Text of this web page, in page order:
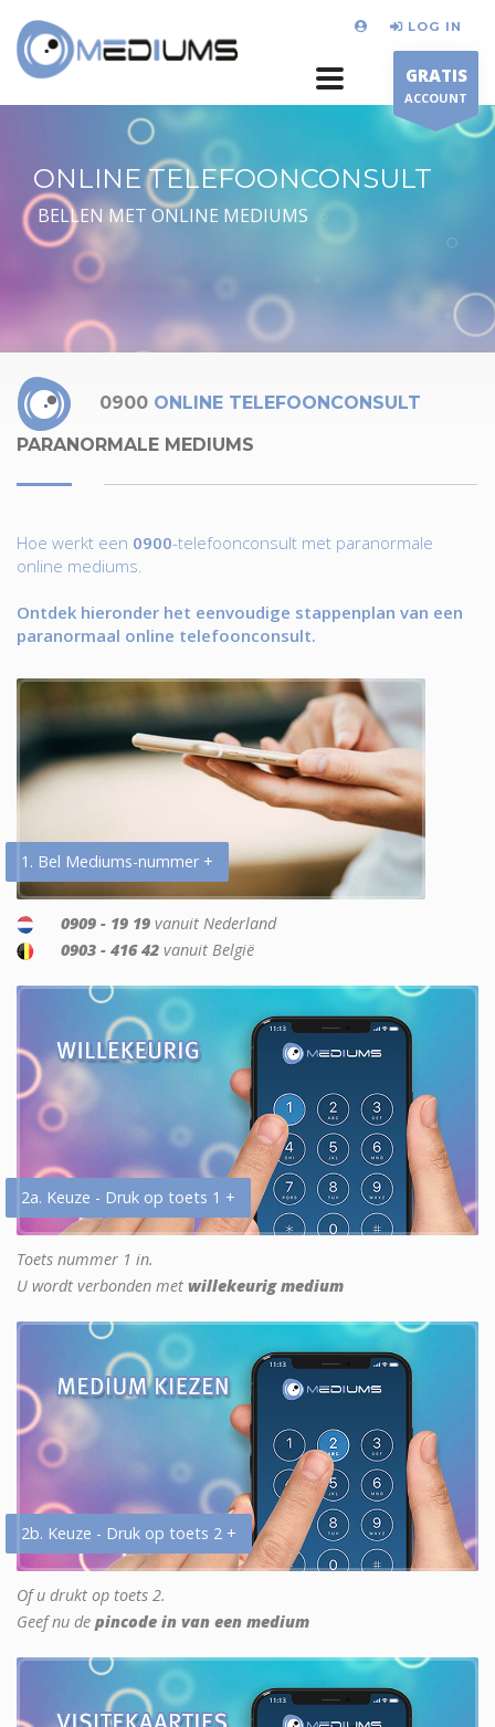
LOG IN
GRATIS
ACCOUNT
ONLINE TELEFOONCONSULT
BELLEN MET ONLINE MEDIUMS
0900 ONLINE TELEFOONCONSULT
PARANORMALE MEDIUMS
Hoe werkt een 0900-telefoonconsult met paranormale
online mediums.
Ontdek hieronder het eenvoudige stappenplan van een
paranormaal online telefoonconsult.
1. Bel Mediums-nummer +
0909 - 19 19 vanuit Nederland
0903 - 416 42 vanuit België
2a. Keuze - Druk op toets 1 +
Toets nummer 1 in.
U wordt verbonden met willekeurig medium
2b. Keuze - Druk op toets 2 +
Of u drukt op toets 2.
Geef nu de pincode in van een medium